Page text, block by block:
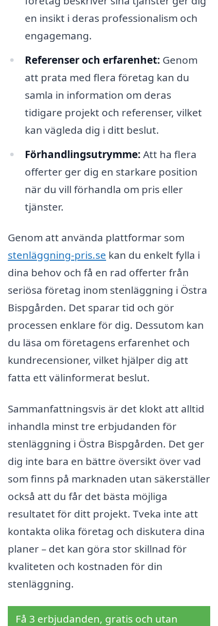
en insikt i deras professionalism och
engagemang.
Referenser och erfarenhet: Genom
att prata med flera företag kan du
samla in information om deras
tidigare projekt och referenser, vilket
kan vägleda dig i ditt beslut.
Förhandlingsutrymme: Att ha flera
offerter ger dig en starkare position
när du vill förhandla om pris eller
tjänster.
Genom att använda plattformar som
stenläggning-pris.se kan du enkelt fylla i
dina behov och få en rad offerter från
seriösa företag inom stenläggning i Östra
Bispgården. Det sparar tid och gör
processen enklare för dig. Dessutom kan
du läsa om företagens erfarenhet och
kundrecensioner, vilket hjälper dig att
fatta ett välinformerat beslut.
Sammanfattningsvis är det klokt att alltid
inhandla minst tre erbjudanden för
stenläggning i Östra Bispgården. Det ger
dig inte bara en bättre översikt över vad
som finns på marknaden utan säkerställer
också att du får det bästa möjliga
resultatet för ditt projekt. Tveka inte att
kontakta olika företag och diskutera dina
planer – det kan göra stor skillnad för
kvaliteten och kostnaden för din
stenläggning.
Få 3 erbjudanden, gratis och utan